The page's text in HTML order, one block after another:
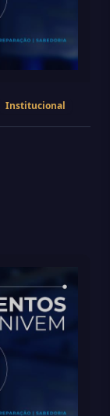
Institucional